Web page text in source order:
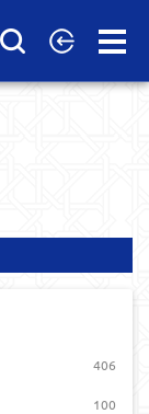
Open
406
100